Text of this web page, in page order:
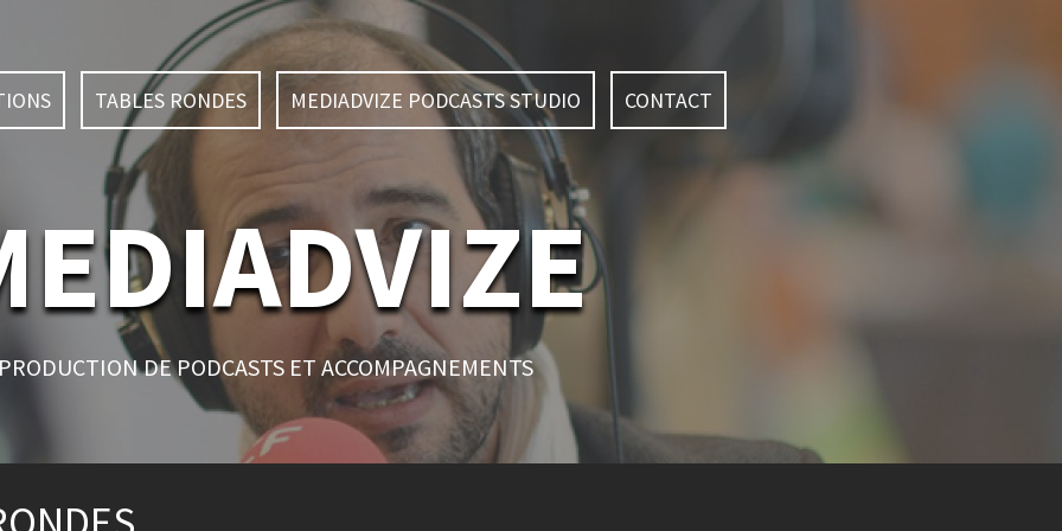
TABLES RONDES MEDIADVIZE PODCASTS STUDIO CONTACT
PRODUCTION DE PODCASTS ET ACCOMPAGNEMENTS